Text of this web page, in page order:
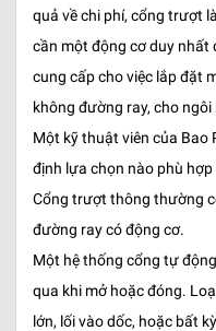
quả về chi phí, cổng trượt
cần một động cơ duy nhất
cung cấp cho việc lắp đặt
không đường ray, cho
Một kỹ thuật viên của Bao
định lựa chọn nào phù
Cổng trượt thông thường
đường ray có động cơ.
Một hệ thống cổng tự
qua khi mở hoặc đóng.
lớn, lối vào dốc, hoặc bất